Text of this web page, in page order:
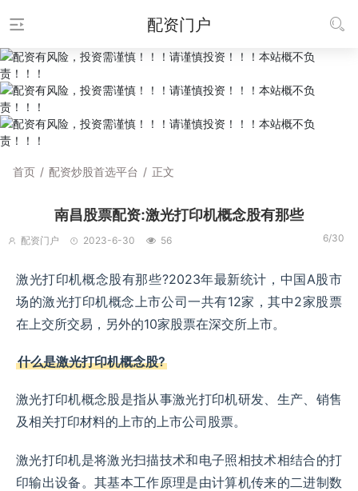
配资门户
首页 / 配资炒股首选平台 / 正文
南昌股票配资:激光打印机概念股有那些
配资门户 2023-6-30 56 6/30
激光打印机概念股有那些?2023年最新统计，中国A股市
场的激光打印机概念上市公司一共有12家，其中2家股票
在上交所交易，另外的10家股票在深交所上市。
什么是激光打印机概念股?
激光打印机概念股是指从事激光打印机研发、生产、销售
及相关打印材料的上市的上市公司股票。
激光打印机是将激光扫描技术和电子照相技术相结合的打
印输出设备。其基本工作原理是由计算机传来的二进制数